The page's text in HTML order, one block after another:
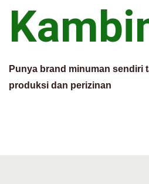
Punya brand minuman sendiri
produksi dan perizinan